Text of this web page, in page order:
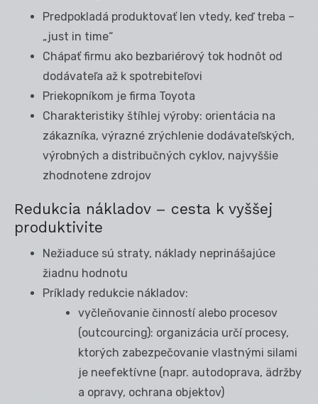
Predpokladá produktovať len vtedy, keď treba –
„just in time“
Chápať firmu ako bezbariérový tok hodnôt od
dodávateľa až k spotrebiteľovi
Priekopníkom je firma Toyota
Charakteristiky štíhlej výroby: orientácia na
zákazníka, výrazné zrýchlenie dodávateľských,
výrobných a distribučných cyklov, najvyššie
zhodnotene zdrojov
Redukcia nákladov – cesta k vyššej
produktivite
Nežiaduce sú straty, náklady neprinášajúce
žiadnu hodnotu
Príklady redukcie nákladov:
vyčleňovanie činností alebo procesov
(outcourcing): organizácia určí procesy,
ktorých zabezpečovanie vlastnými silami
je neefektívne (napr. autodoprava, ädržby
a opravy, ochrana objektov)